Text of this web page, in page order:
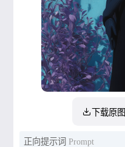
下载原图
正向提示词 Prompt